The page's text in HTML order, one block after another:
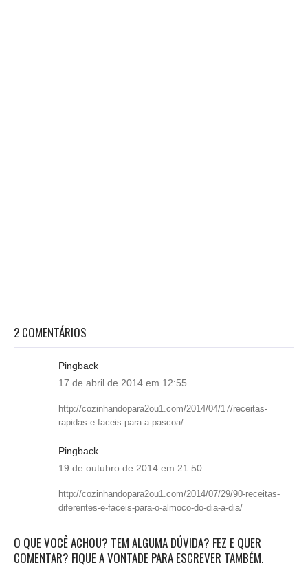
2 COMENTÁRIOS
Pingback
17 de abril de 2014 em 12:55
http://cozinhandopara2ou1.com/2014/04/17/receitas-
rapidas-e-faceis-para-a-pascoa/
Pingback
19 de outubro de 2014 em 21:50
http://cozinhandopara2ou1.com/2014/07/29/90-receitas-
diferentes-e-faceis-para-o-almoco-do-dia-a-dia/
O QUE VOCÊ ACHOU? TEM ALGUMA DÚVIDA? FEZ E QUER
COMENTAR? FIQUE A VONTADE PARA ESCREVER TAMBÉM.